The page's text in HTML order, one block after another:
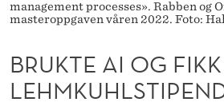
O
F
management processes». Rabben og
masteroppgaven våren 2022. Foto:
BRUKTE AI OG